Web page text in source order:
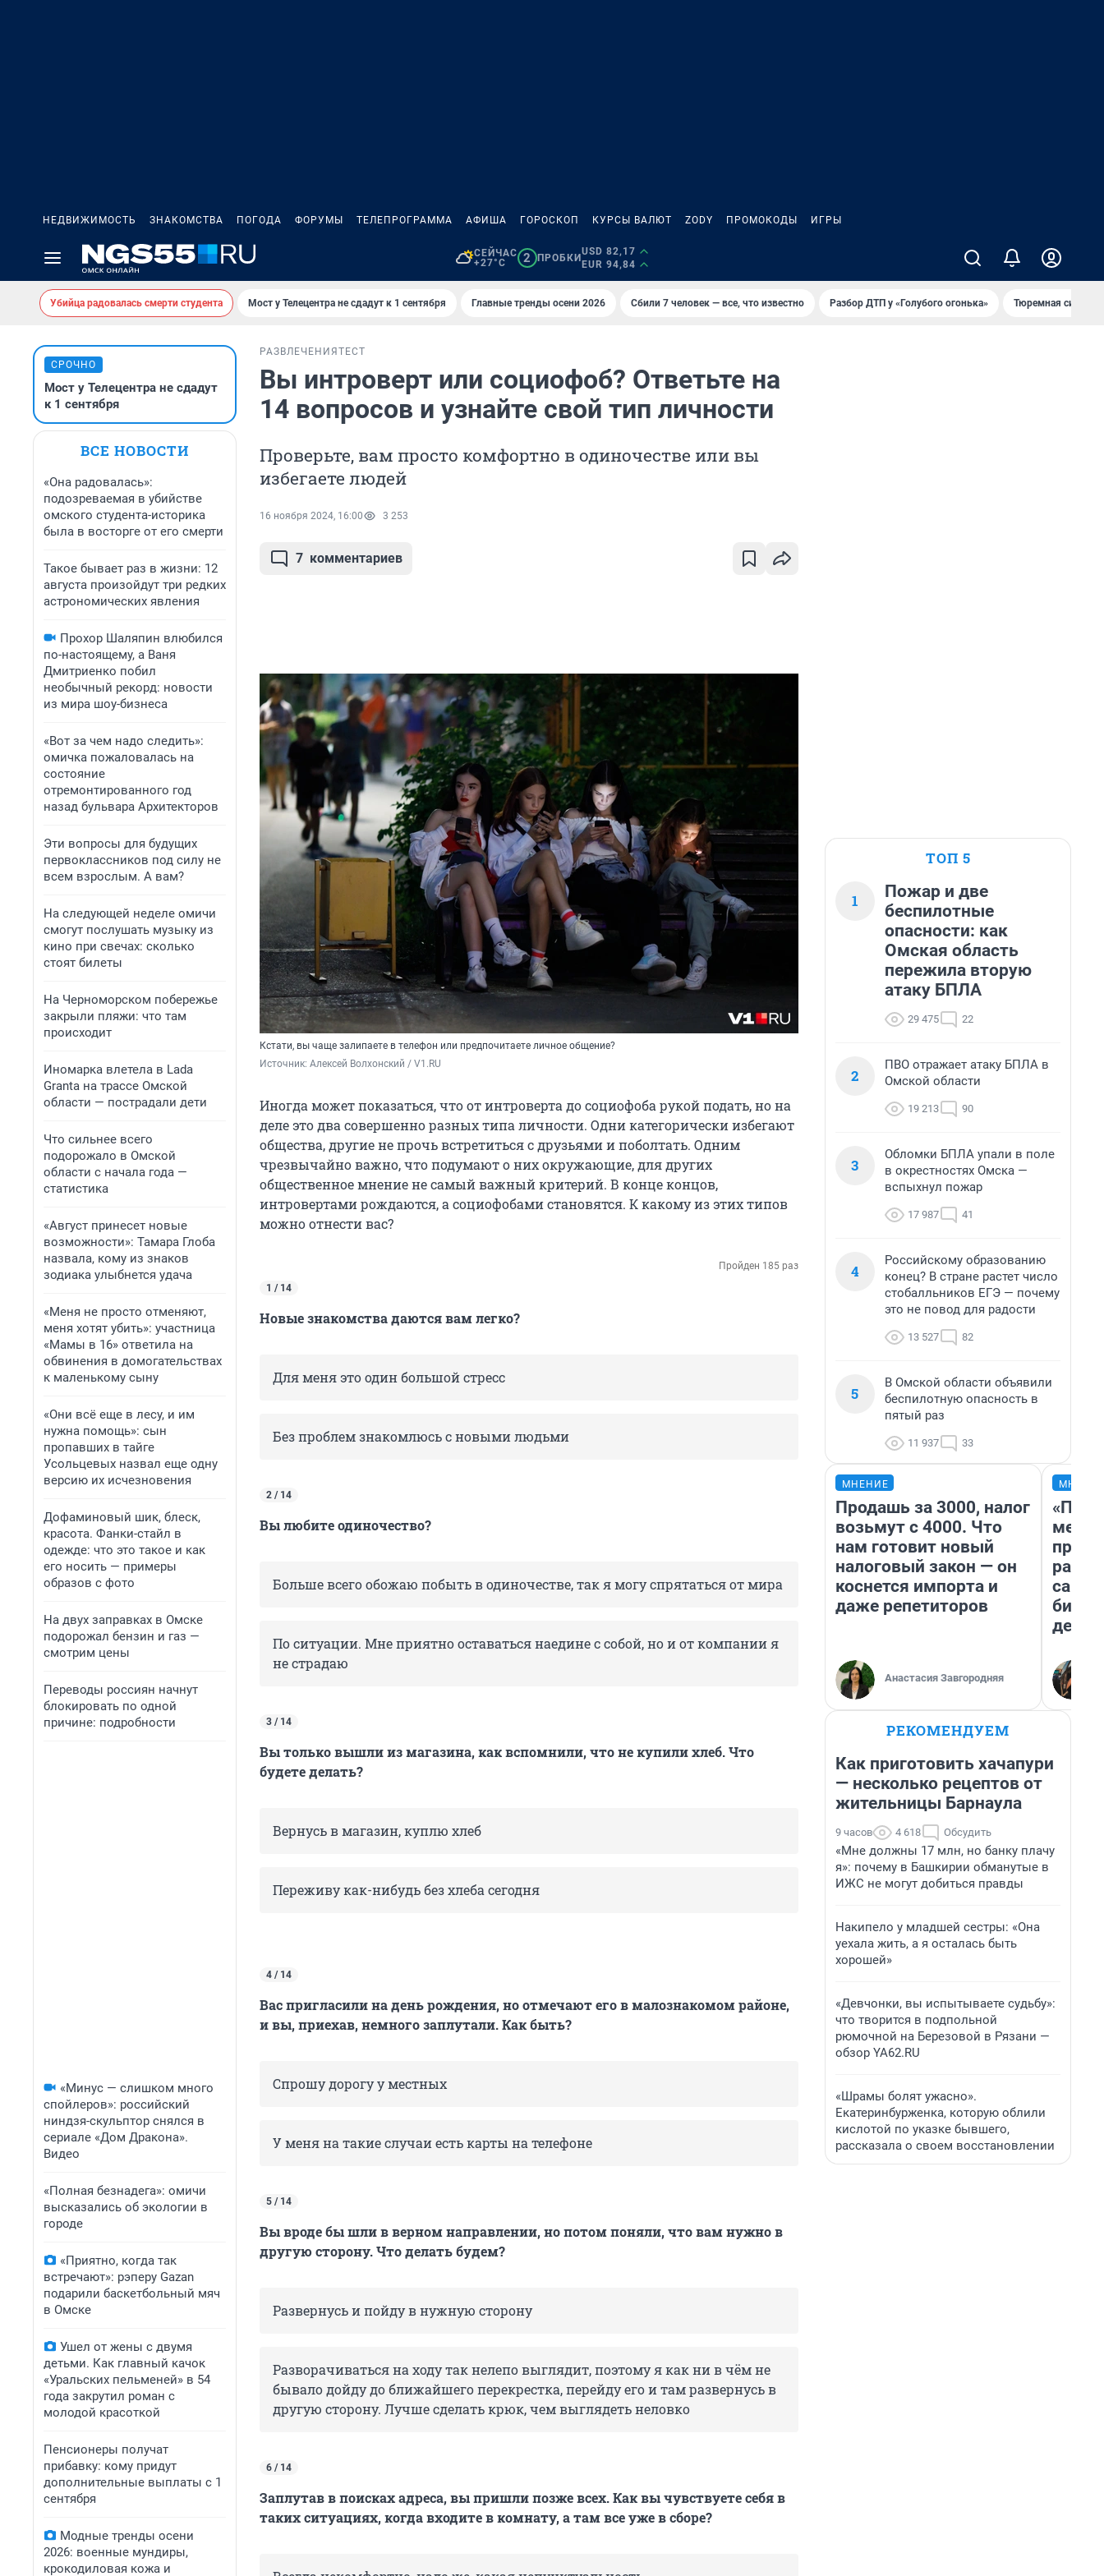
НЕДВИЖИМОСТЬ ЗНАКОМСТВА ПОГОДА ФОРУМЫ ТЕЛЕПРОГРАММА АФИША ГОРОСКОП КУРСЫ ВАЛЮТ ZODY ПРОМОКОДЫ ИГРЫ
СЕЙЧАС
+27°C
2 ПРОБКИ
USD 82,17
EUR 94,84
Убийца радовалась смерти студента Мост у Телецентра не сдадут к 1 сентября Главные тренды осени 2026 Сбили 7 человек — все, что известно Разбор ДТП у «Голубого огонька» Тюремная
СРОЧНО
Мост у Телецентра не сдадут
к 1 сентября
ВСЕ НОВОСТИ
«Она радовалась»:
подозреваемая в убийстве
омского студента-историка
была в восторге от его смерти
Такое бывает раз в жизни: 12
августа произойдут три редких
астрономических явления
Прохор Шаляпин влюбился
по-настоящему, а Ваня
Дмитриенко побил
необычный рекорд: новости
из мира шоу-бизнеса
«Вот за чем надо следить»:
омичка пожаловалась на
состояние
отремонтированного год
назад бульвара Архитекторов
Эти вопросы для будущих
первоклассников под силу не
всем взрослым. А вам?
На следующей неделе омичи
смогут послушать музыку из
кино при свечах: сколько
стоят билеты
На Черноморском побережье
закрыли пляжи: что там
происходит
Иномарка влетела в Lada
Granta на трассе Омской
области — пострадали дети
Что сильнее всего
подорожало в Омской
области с начала года —
статистика
«Август принесет новые
возможности»: Тамара Глоба
назвала, кому из знаков
зодиака улыбнется удача
«Меня не просто отменяют,
меня хотят убить»: участница
«Мамы в 16» ответила на
обвинения в домогательствах
к маленькому сыну
«Они всё еще в лесу, и им
нужна помощь»: сын
пропавших в тайге
Усольцевых назвал еще одну
версию их исчезновения
Дофаминовый шик, блеск,
красота. Фанки-стайл в
одежде: что это такое и как
его носить — примеры
образов с фото
На двух заправках в Омске
подорожал бензин и газ —
смотрим цены
Переводы россиян начнут
блокировать по одной
причине: подробности
«Минус — слишком много
спойлеров»: российский
ниндзя-скульптор снялся в
сериале «Дом Дракона».
Видео
«Полная безнадега»: омичи
высказались об экологии в
городе
«Приятно, когда так
встречают»: рэперу Gazan
подарили баскетбольный мяч
в Омске
Ушел от жены с двумя
детьми. Как главный качок
«Уральских пельменей» в 54
года закрутил роман с
молодой красоткой
Пенсионеры получат
прибавку: кому придут
дополнительные выплаты с 1
сентября
Модные тренды осени
2026: военные мундиры,
крокодиловая кожа и
РАЗВЛЕЧЕНИЯ ТЕСТ
Вы интроверт или социофоб? Ответьте на
14 вопросов и узнайте свой тип личности
Проверьте, вам просто комфортно в одиночестве или вы
избегаете людей
16 ноября 2024, 16:00 3 253
7 комментариев
Кстати, вы чаще залипаете в телефон или предпочитаете личное общение?
Источник: Алексей Волхонский / V1.RU
Иногда может показаться, что от интроверта до социофоба рукой подать, но на
деле это два совершенно разных типа личности. Одни категорически избегают
общества, другие не прочь встретиться с друзьями и поболтать. Одним
чрезвычайно важно, что подумают о них окружающие, для других
общественное мнение не самый важный критерий. В конце концов,
интровертами рождаются, а социофобами становятся. К какому из этих типов
можно отнести вас?
Пройден 185 раз
1 / 14
Новые знакомства даются вам легко?
Для меня это один большой стресс
Без проблем знакомлюсь с новыми людьми
2 / 14
Вы любите одиночество?
Больше всего обожаю побыть в одиночестве, так я могу спрятаться от мира
По ситуации. Мне приятно оставаться наедине с собой, но и от компании я
не страдаю
3 / 14
Вы только вышли из магазина, как вспомнили, что не купили хлеб. Что
будете делать?
Вернусь в магазин, куплю хлеб
Переживу как-нибудь без хлеба сегодня
4 / 14
Вас пригласили на день рождения, но отмечают его в малознакомом районе,
и вы, приехав, немного заплутали. Как быть?
Спрошу дорогу у местных
У меня на такие случаи есть карты на телефоне
5 / 14
Вы вроде бы шли в верном направлении, но потом поняли, что вам нужно в
другую сторону. Что делать будем?
Развернусь и пойду в нужную сторону
Разворачиваться на ходу так нелепо выглядит, поэтому я как ни в чём не
бывало дойду до ближайшего перекрестка, перейду его и там развернусь в
другую сторону. Лучше сделать крюк, чем выглядеть неловко
6 / 14
Заплутав в поисках адреса, вы пришли позже всех. Как вы чувствуете себя в
таких ситуациях, когда входите в комнату, а там все уже в сборе?
ТОП 5
1
Пожар и две
беспилотные
опасности: как
Омская область
пережила вторую
атаку БПЛА
29 475 22
2
ПВО отражает атаку БПЛА в
Омской области
19 213 90
3
Обломки БПЛА упали в поле
в окрестностях Омска —
вспыхнул пожар
17 987 41
4
Российскому образованию
конец? В стране растет число
стобалльников ЕГЭ — почему
это не повод для радости
13 527 82
5
В Омской области объявили
беспилотную опасность в
пятый раз
11 937 33
МНЕНИЕ
Продашь за 3000, налог
возьмут с 4000. Что
нам готовит новый
налоговый закон — он
коснется импорта и
даже репетиторов
Анастасия Завгородняя
РЕКОМЕНДУЕМ
Как приготовить хачапури
— несколько рецептов от
жительницы Барнаула
9 часов 4 618 Обсудить
«Мне должны 17 млн, но банку плачу
я»: почему в Башкирии обманутые в
ИЖС не могут добиться правды
Накипело у младшей сестры: «Она
уехала жить, а я осталась быть
хорошей»
«Девчонки, вы испытываете судьбу»:
что творится в подпольной
рюмочной на Березовой в Рязани —
обзор YA62.RU
«Шрамы болят ужасно».
Екатеринбурженка, которую облили
кислотой по указке бывшего,
рассказала о своем восстановлении